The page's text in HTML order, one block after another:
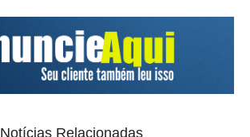
Notícias Relacionadas